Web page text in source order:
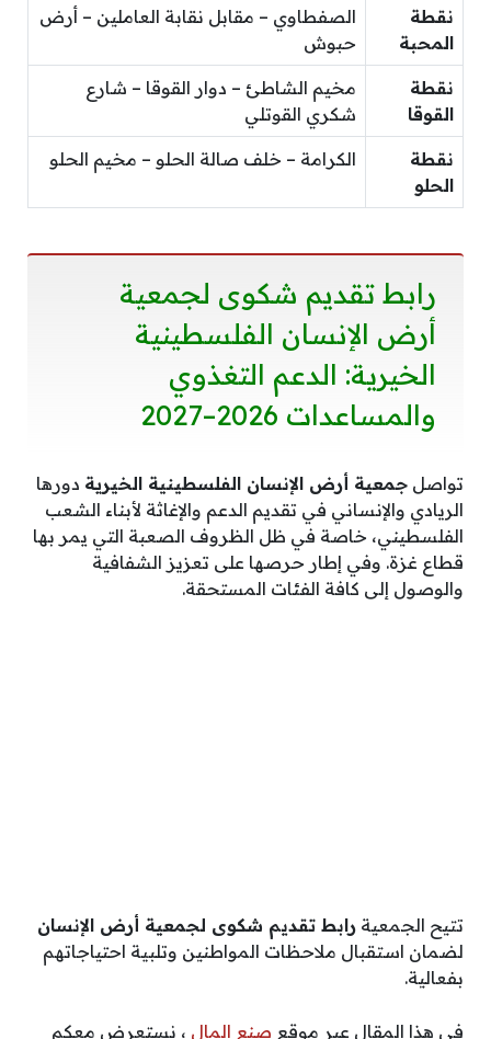
نقطة
المحبة
الصفطاوي – مقابل نقابة العاملين – أرض
حبوش
نقطة
القوقا
مخيم الشاطئ – دوار القوقا – شارع
شكري القوتلي
نقطة
الحلو
الكرامة – خلف صالة الحلو – مخيم الحلو
رابط تقديم شكوى لجمعية
أرض الإنسان الفلسطينية
الخيرية: الدعم التغذوي
والمساعدات 2026–2027
تواصل جمعية أرض الإنسان الفلسطينية الخيرية دورها
الريادي والإنساني في تقديم الدعم والإغاثة لأبناء الشعب
الفلسطيني، خاصة في ظل الظروف الصعبة التي يمر بها
قطاع غزة. وفي إطار حرصها على تعزيز الشفافية
والوصول إلى كافة الفئات المستحقة.
تتيح الجمعية رابط تقديم شكوى لجمعية أرض الإنسان
لضمان استقبال ملاحظات المواطنين وتلبية احتياجاتهم
بفعالية.
في هذا المقال عبر موقع صنع المال ، نستعرض معكم